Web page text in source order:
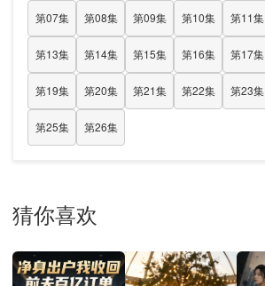
第07集 第08集 第09集 第10集 第11集
第13集 第14集 第15集 第16集 第17集
第19集 第20集 第21集 第22集 第23集
第25集 第26集
猜你喜欢